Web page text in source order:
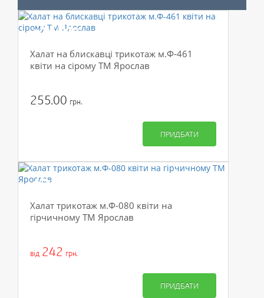
-50%
Халат на блискавці трикотаж м.Ф-461
квіти на сірому ТМ Ярослав
255.00 грн.
ПРИДБАТИ
-50%
Халат трикотаж м.Ф-080 квіти на
гірчичному ТМ Ярослав
від 242 грн.
ПРИДБАТИ